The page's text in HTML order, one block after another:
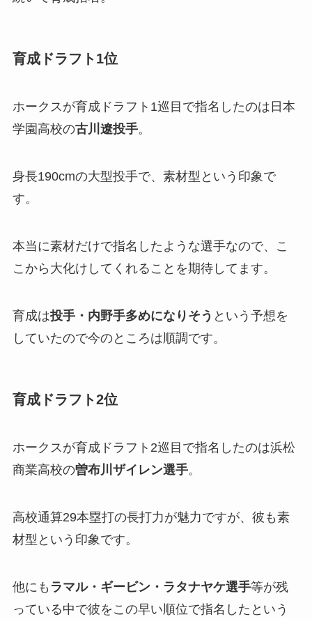
育成ドラフト1位
ホークスが育成ドラフト1巡目で指名したのは日本
学園高校の古川遼投手。
身長190cmの大型投手で、素材型という印象で
す。
本当に素材だけで指名したような選手なので、こ
こから大化けしてくれることを期待してます。
育成は投手・内野手多めになりそう という予想を
していたので今のところは順調です。
育成ドラフト2位
ホークスが育成ドラフト2巡目で指名したのは浜松
商業高校の曽布川ザイレン選手。
高校通算29本塁打の長打力が魅力ですが、彼も素
材型という印象です。
他にも ラマル・ギービン・ラタナヤケ選手等が残
っている中で彼をこの早い順位で指名したという